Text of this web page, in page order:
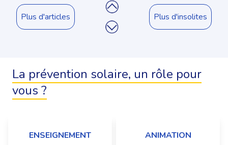
Plus d'articles Plus d'insolites
La prévention solaire, un rôle pour
vous ?
ENSEIGNEMENT ANIMATION